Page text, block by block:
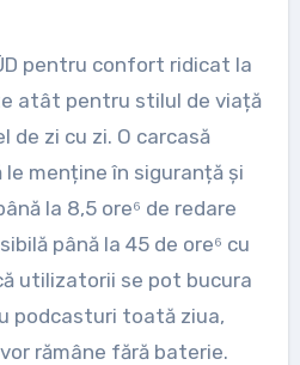
pentru confort ridicat la
atât pentru stilul de viață
de zi cu zi. O carcasă
menține în siguranță și
la 8,5 ore⁶ de redare
până la 45 de ore⁶ cu
utilizatorii se pot bucura
podcasturi toată ziua,
rămâne fără baterie.